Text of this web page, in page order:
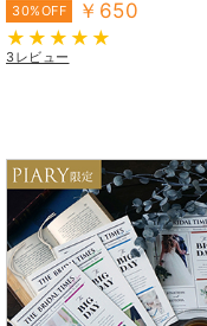
30%OFF ￥650
3レビュー